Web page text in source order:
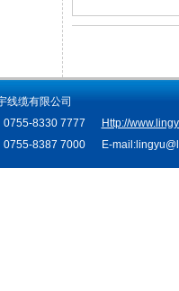
线缆有限公司
0755-8330 7777
Http://
0755-8387 7000 E-